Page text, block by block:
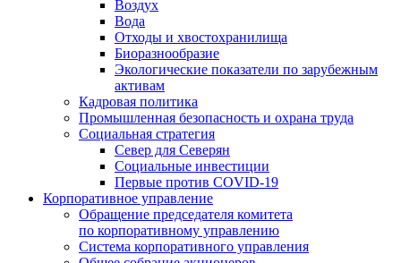
Воздух
Вода
Отходы и хвостохранилища
Биоразнообразие
Экологические показатели по зарубежным
активам
Кадровая политика
Промышленная безопасность и охрана труда
Социальная стратегия
Север для Северян
Социальные инвестиции
Первые против COVID‑19
Корпоративное управление
Обращение председателя комитета
по корпоративному управлению
Система корпоративного управления